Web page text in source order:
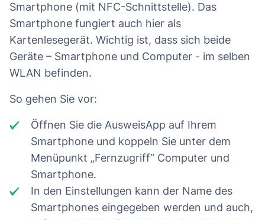
Smartphone (mit NFC-Schnittstelle). Das
Smartphone fungiert auch hier als
Kartenlesegerät. Wichtig ist, dass sich beide
Geräte – Smartphone und Computer - im selben
WLAN befinden.
So gehen Sie vor:
Öffnen Sie die AusweisApp auf Ihrem
Smartphone und koppeln Sie unter dem
Menüpunkt „Fernzugriff“ Computer und
Smartphone.
In den Einstellungen kann der Name des
Smartphones eingegeben werden und auch,